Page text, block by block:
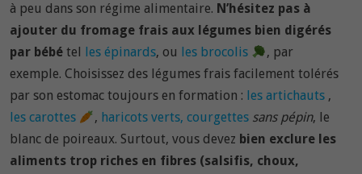
à peu dans son régime alimentaire. N’hésitez pas à
ajouter du fromage frais aux légumes bien digérés
par bébé tel les épinards, ou les brocolis
, par
exemple. Choisissez des légumes frais facilement tolérés
par son estomac toujours en formation : les artichauts ,
les carottes
, haricots verts, courgettes sans pépin, le
blanc de poireaux. Surtout, vous devez bien exclure les
aliments trop riches en fibres (salsifis, choux,